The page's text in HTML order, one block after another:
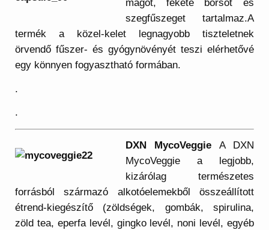
magot, fekete borsot és
szegfűszeget tartalmaz.A
termék a közel-kelet legnagyobb tiszteletnek
örvendő fűszer- és gyógynövényét teszi elérhetővé
egy könnyen fogyasztható formában.
.
.
DXN MycoVeggieA DXN
MycoVeggie a legjobb,
kizárólag természetes
forrásból származó alkotóelemekből összeállított
étrend-kiegészítő (zöldségek, gombák, spirulina,
zöld tea, eperfa levél, gingko levél, noni levél, egyéb